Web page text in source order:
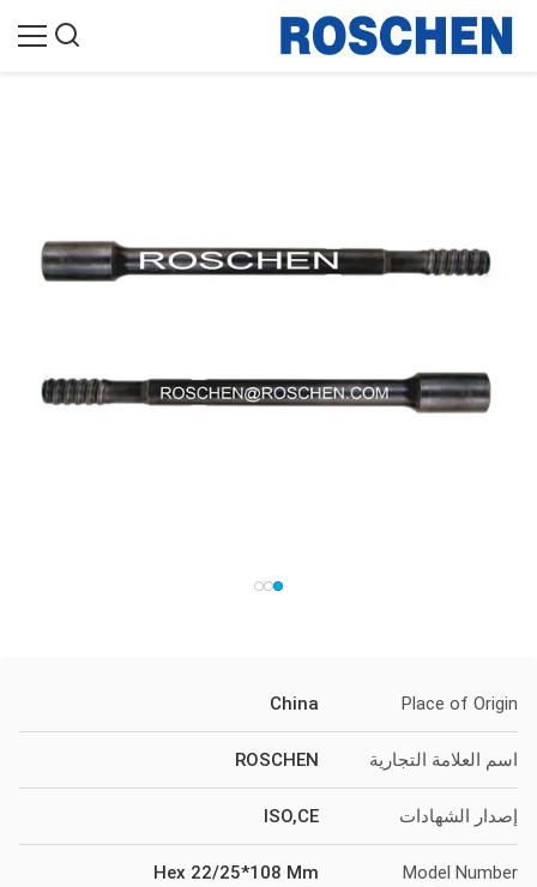
Place of Origin
China
اسم العلامة التجارية ROSCHEN
إصدار الشهادات ISO,CE
Model Number
Hex 22/25*108 Mm